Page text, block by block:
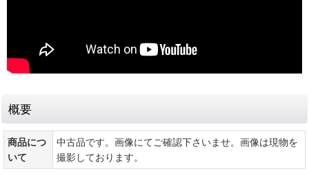
概要
商品につ
いて
中古品です。画像にてご確認下さいませ。画像は現物を
撮影しております。